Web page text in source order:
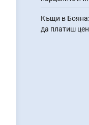
Къщи в Бояна:
да платиш